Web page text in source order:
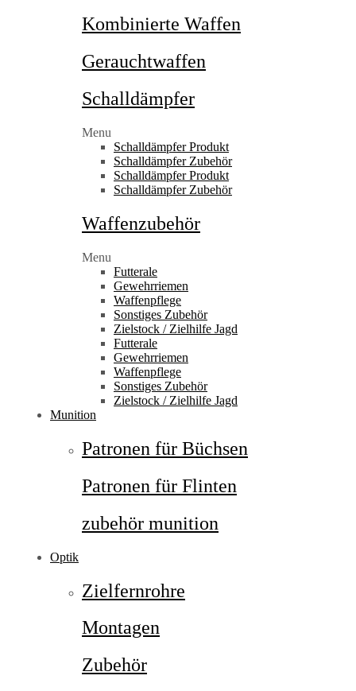
Kombinierte Waffen
Gerauchtwaffen
Schalldämpfer
Menu
Schalldämpfer Produkt
Schalldämpfer Zubehör
Schalldämpfer Produkt
Schalldämpfer Zubehör
Waffenzubehör
Menu
Futterale
Gewehrriemen
Waffenpflege
Sonstiges Zubehör
Zielstock / Zielhilfe Jagd
Futterale
Gewehrriemen
Waffenpflege
Sonstiges Zubehör
Zielstock / Zielhilfe Jagd
Munition
Patronen für Büchsen
Patronen für Flinten
zubehör munition
Optik
Zielfernrohre
Montagen
Zubehör